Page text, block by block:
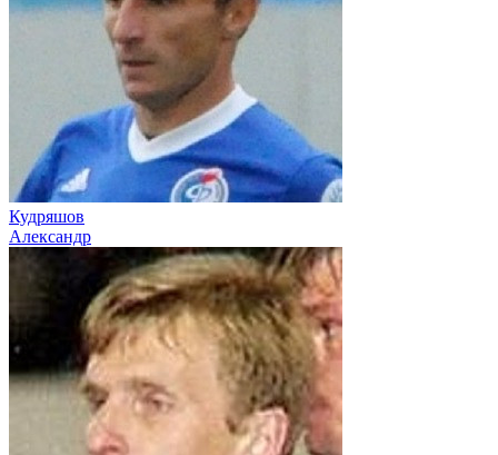
Кудряшов
Александр